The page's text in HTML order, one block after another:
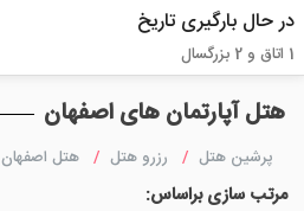
هتل آپارتمان های اصفهان
پرشین هتل رزرو هتل هتل اصفهان
مرتب سازی براساس:
در حال بارگیری تاریخ
1 اتاق و 2 بزرگسال